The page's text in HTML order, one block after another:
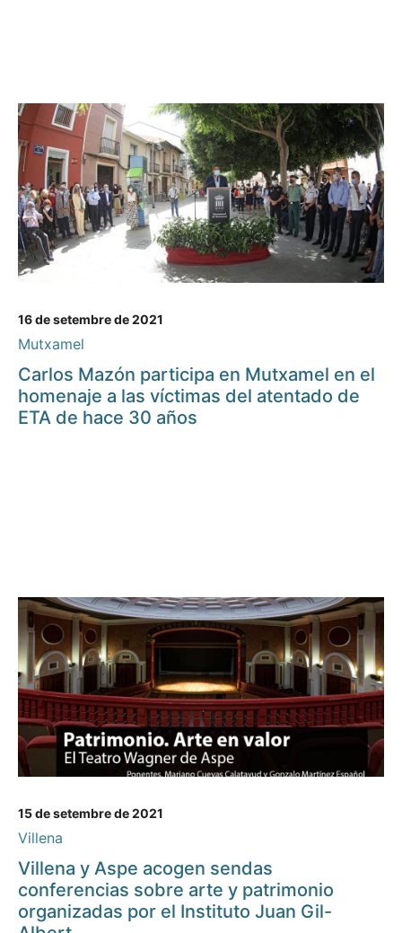
16 de setembre de 2021
Mutxamel
Carlos Mazón participa en Mutxamel en el
homenaje a las víctimas del atentado de
ETA de hace 30 años
15 de setembre de 2021
Villena
Villena y Aspe acogen sendas
conferencias sobre arte y patrimonio
organizadas por el Instituto Juan Gil-